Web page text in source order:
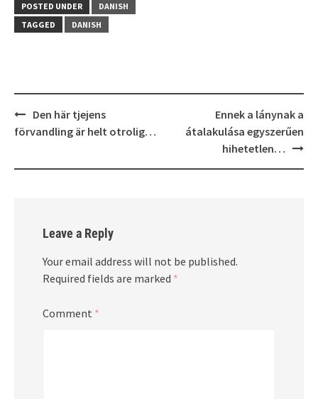
POSTED UNDER
DANISH
TAGGED
DANISH
Post
navigation
Den här tjejens
förvandling är helt otrolig…
Ennek a lánynak a
átalakulása egyszerűen
hihetetlen…
Leave a Reply
Your email address will not be published.
Required fields are marked *
Comment *